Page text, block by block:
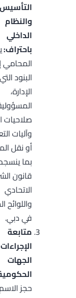
التأسيس
والنظام
الداخلي
باحتراف:
المحامي
البنود
الإدارة،
صلاحيات
وآليات
أو نقل
بما
قانون
الاتحادي
واللوائح
في دبي.
متابعة
الجهات
حجز